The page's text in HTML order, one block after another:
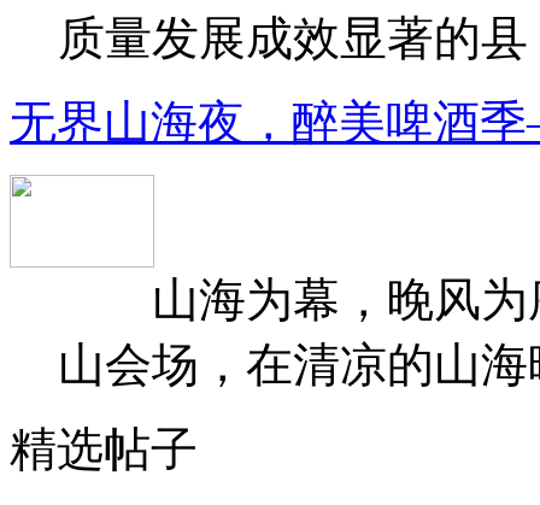
质量发展成效显著的
无界山海夜，醉美啤酒
山海为幕，晚风为
山会场，在清凉的山
精选帖子